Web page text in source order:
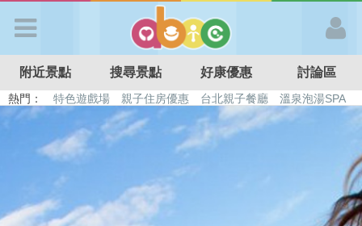
APP登入
首 頁
搜尋景點
附近景點 搜尋景點 好康優惠 討論區
熱門： 特色遊戲場 親子住房優惠 台北親子餐廳
溫泉泡湯SPA
溜滑梯民宿
觀光工廠 日本親子景點